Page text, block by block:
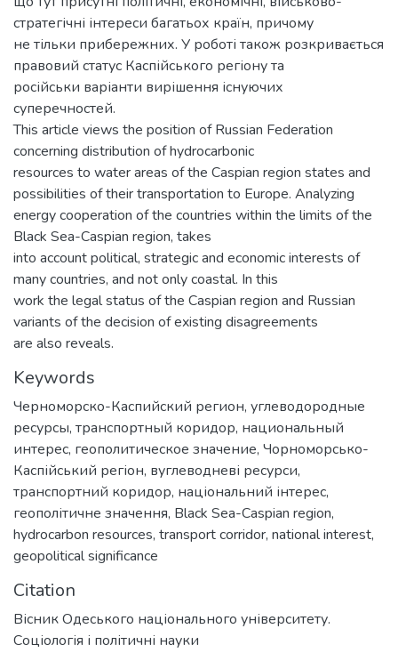
стратегічні інтереси багатьох країн, причому
не тільки прибережних. У роботі також розкривається
правовий статус Каспійського регіону та
російськи варіанти вирішення існуючих
суперечностей.
This article views the position of Russian Federation
concerning distribution of hydrocarbonic
resources to water areas of the Caspian region states and
possibilities of their transportation to Europe. Analyzing
energy cooperation of the countries within the limits of the
Black Sea-Caspian region, takes
into account political, strategic and economic interests of
many countries, and not only coastal. In this
work the legal status of the Caspian region and Russian
variants of the decision of existing disagreements
are also reveals.
Keywords
Черноморско-Каспийский регион, углеводородные
ресурсы, транспортный коридор, национальный
интерес, геополитическое значение, Чорноморсько-
Каспійський регіон, вуглеводневі ресурси,
транспортний коридор, національний інтерес,
геополітичне значення, Black Sea-Caspian region,
hydrocarbon resources, transport corridor, national interest,
geopolitical significance
Citation
Вісник Одеського національного університету.
Соціологія і політичні науки